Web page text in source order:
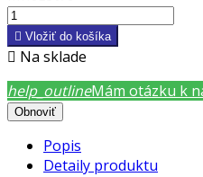
 Vložiť do košíka
 Na sklade
help_outlineMám otázku k
Popis
Detaily produktu